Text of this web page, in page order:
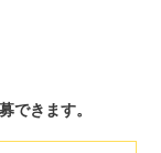
できます。